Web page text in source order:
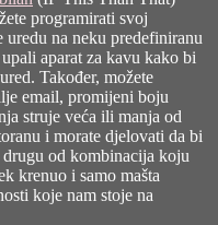
programirati svoj
uredu na neku predefiniranu
aparat za kavu kako bi
Također, možete
email, promijeni boju
struje veća ili manja od
i morate djelovati da bi
od kombinacija koju
krenuo i samo mašta
koje nam stoje na